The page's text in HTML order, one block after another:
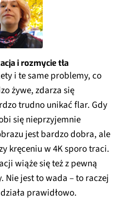
i rozmycie tła
i te same problemy, co
żywe, zdarza się
trudno unikać flar. Gdy
się nieprzyjemnie
jest bardzo dobra, ale
kręceniu w 4K sporo traci.
wiąże się też z pewną
Nie jest to wada – to raczej
prawidłowo.